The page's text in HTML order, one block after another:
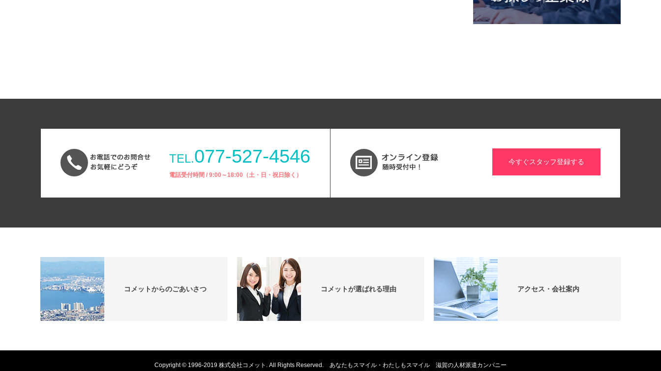
TEL.077-527-4546
電話受付時間 / 9:00～18:00（土・日・祝日除く）
今すぐスタッフ登録する
コメットからのごあいさつ コメットが選ばれる理由 アクセス・会社案内
Copyright © 1996-2019 株式会社コメット. All Rights Reserved. あなたもスマイル・わたしもスマイル 滋賀の人材派遣カンパニー